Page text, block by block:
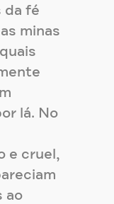
da fé
minas
lá. No
e cruel,
ao